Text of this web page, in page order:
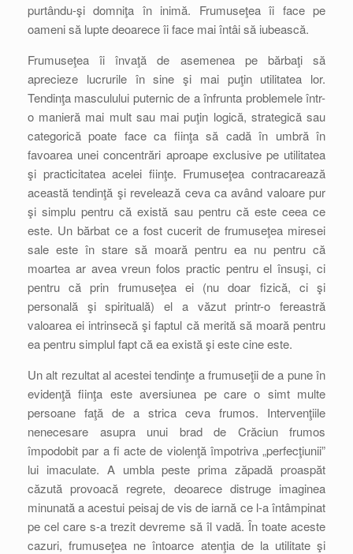
purtându-şi domniţa în inimă. Frumuseţea îi face pe
oameni să lupte deoarece îi face mai întâi să iubească.
Frumuseţea îi învaţă de asemenea pe bărbaţi să
aprecieze lucrurile în sine şi mai puţin utilitatea lor.
Tendinţa masculului puternic de a înfrunta problemele într-
o manieră mai mult sau mai puţin logică, strategică sau
categorică poate face ca fiinţa să cadă în umbră în
favoarea unei concentrări aproape exclusive pe utilitatea
şi practicitatea acelei fiinţe. Frumuseţea contracarează
această tendinţă şi revelează ceva ca având valoare pur
şi simplu pentru că există sau pentru că este ceea ce
este. Un bărbat ce a fost cucerit de frumuseţea miresei
sale este în stare să moară pentru ea nu pentru că
moartea ar avea vreun folos practic pentru el însuşi, ci
pentru că prin frumuseţea ei (nu doar fizică, ci şi
personală şi spirituală) el a văzut printr-o fereastră
valoarea ei intrinsecă şi faptul că merită să moară pentru
ea pentru simplul fapt că ea există şi este cine este.
Un alt rezultat al acestei tendinţe a frumuseţii de a pune în
evidenţă fiinţa este aversiunea pe care o simt multe
persoane faţă de a strica ceva frumos. Intervenţiile
nenecesare asupra unui brad de Crăciun frumos
împodobit par a fi acte de violenţă împotriva „perfecţiunii”
lui imaculate. A umbla peste prima zăpadă proaspăt
căzută provoacă regrete, deoarece distruge imaginea
minunată a acestui peisaj de vis de iarnă ce l-a întâmpinat
pe cel care s-a trezit devreme să îl vadă. În toate aceste
cazuri, frumuseţea ne întoarce atenţia de la utilitate şi